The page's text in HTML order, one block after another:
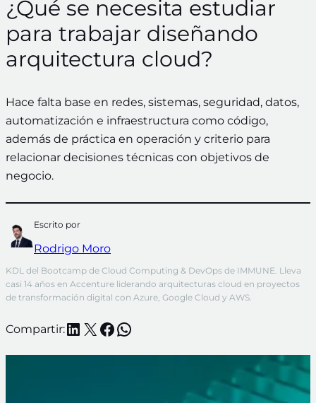
¿Qué se necesita estudiar
para trabajar diseñando
arquitectura cloud?
Hace falta base en redes, sistemas, seguridad, datos,
automatización e infraestructura como código,
además de práctica en operación y criterio para
relacionar decisiones técnicas con objetivos de
negocio.
Escrito por
Rodrigo Moro
KDL del Bootcamp de Cloud Computing & DevOps de IMMUNE. Lleva
casi 14 años en Accenture liderando arquitecturas cloud en proyectos
de transformación digital con Azure, Google Cloud y AWS.
Compartir:LinkedIn
X Facebook
WhatsApp